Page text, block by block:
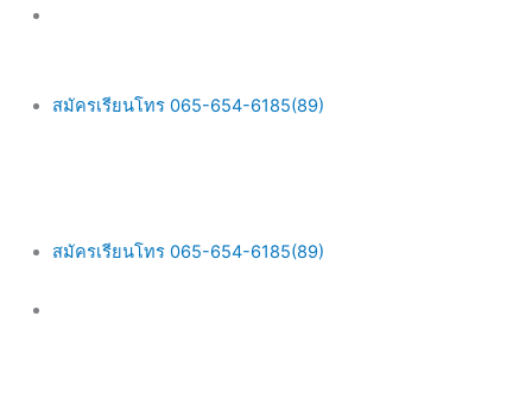
สมัครเรียนโทร 065-654-6185(89)
สมัครเรียนโทร 065-654-6185(89)
Main